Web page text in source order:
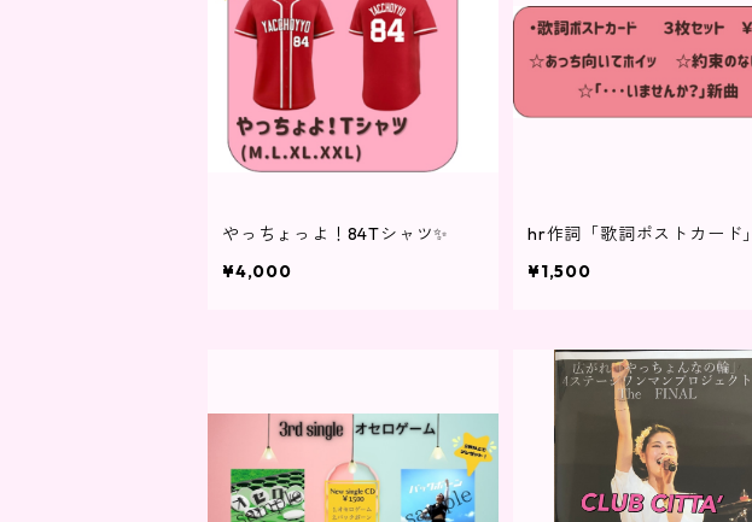
やっちょっよ！84Tシャツ✨
¥4,000
hr作詞「歌詞ポストカード」
¥1,500